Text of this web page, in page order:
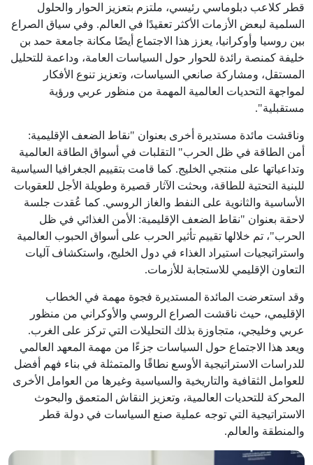
قطر كلاعب دبلوماسي رئيسي، ملتزم بتعزيز الحوار والحلول
السلمية لبعض الأزمات الأكثر تعقيدًا في العالم. وفي سياق الصراع
بين روسيا وأوكرانيا، يعزز هذا الاجتماع أيضًا مكانة جامعة حمد بن
خليفة كمنصة رائدة للحوار حول السياسات العامة، وداعمة للتحليل
المستقل، ومشاركة صانعي السياسات، وتعزيز تنوع الأفكار
لمواجهة التحديات العالمية المهمة من منظور عربي ورؤية
مستقبلية".
وناقشت مائدة مستديرة أخرى بعنوان "نقاط الضعف الإقليمية:
أمن الطاقة في ظل الحرب" التقلبات في أسواق الطاقة العالمية
وتداعياتها على منتجي الخليج. كما قامت بتقييم الجغرافيا السياسية
للبنية التحتية للطاقة، وبحثت الآثار قصيرة وطويلة الأجل للعقوبات
الأساسية والثانوية على النفط والغاز الروسي. كما عُقدت جلسة
لاحقة بعنوان "نقاط الضعف الإقليمية: الأمن الغذائي في ظل
الحرب"، تم خلالها تقييم تأثير الحرب على أسواق الحبوب العالمية
واستراتيجيات استيراد الغذاء في دول الخليج، واستكشاف آليات
التعاون الإقليمي للاستجابة للأزمات.
وقد استعرضت المائدة المستديرة فجوة مهمة في الخطاب
الإقليمي، حيث ناقشت الصراع الروسي والأوكراني من منظور
عربي وخليجي، متجاوزة بذلك التحليلات التي تركز على الغرب.
ويعد هذا الاجتماع حول السياسات جزءًا من مهمة المعهد العالمي
للدراسات الاستراتيجية الأوسع نطاقًا والمتمثلة في بناء فهم أفضل
للعوامل الثقافية والتاريخية والسياسية وغيرها من العوامل الأخرى
المحركة للتحديات العالمية، وتعزيز النقاش المتعمق والبحوث
الاستراتيجية التي توجه عملية صنع السياسات في دولة قطر
والمنطقة والعالم.